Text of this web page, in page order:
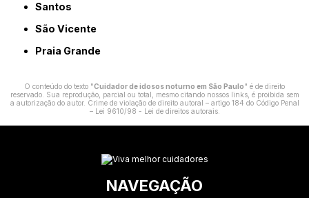
Santos
São Vicente
Praia Grande
O conteúdo do texto "Cuidador de idosos noturno em São Paulo" é de direito
reservado. Sua reprodução, parcial ou total, mesmo citando nossos links, é proibida sem
a autorização do autor. Crime de violação de direito autoral – artigo 184 do Código Penal
–
Lei 9610/98 - Lei de direitos autorais.
NAVEGAÇÃO